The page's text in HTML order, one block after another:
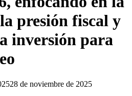
presión fiscal y
inversión para
28 de noviembre de 2025